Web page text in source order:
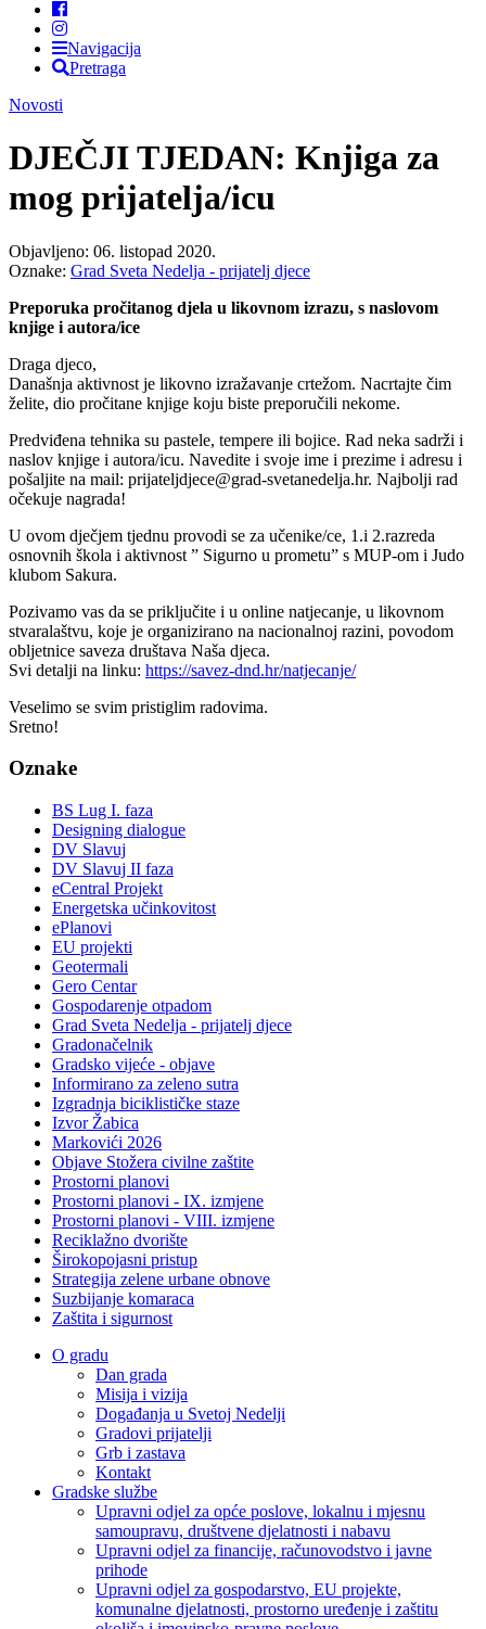
Navigacija
Pretraga
Novosti
DJEČJI TJEDAN: Knjiga za
mog prijatelja/icu
Objavljeno: 06. listopad 2020.
Oznake: Grad Sveta Nedelja - prijatelj djece
Preporuka pročitanog djela u likovnom izrazu, s naslovom
knjige i autora/ice
Draga djeco,
Današnja aktivnost je likovno izražavanje crtežom. Nacrtajte čim
želite, dio pročitane knjige koju biste preporučili nekome.
Predviđena tehnika su pastele, tempere ili bojice. Rad neka sadrži i
naslov knjige i autora/icu. Navedite i svoje ime i prezime i adresu i
pošaljite na mail: prijateljdjece@grad-svetanedelja.hr. Najbolji rad
očekuje nagrada!
U ovom dječjem tjednu provodi se za učenike/ce, 1.i 2.razreda
osnovnih škola i aktivnost ” Sigurno u prometu” s MUP-om i Judo
klubom Sakura.
Pozivamo vas da se priključite i u online natjecanje, u likovnom
stvaralaštvu, koje je organizirano na nacionalnoj razini, povodom
obljetnice saveza društava Naša djeca.
Svi detalji na linku: https://savez-dnd.hr/natjecanje/
Veselimo se svim pristiglim radovima.
Sretno!
Oznake
BS Lug I. faza
Designing dialogue
DV Slavuj
DV Slavuj II faza
eCentral Projekt
Energetska učinkovitost
ePlanovi
EU projekti
Geotermali
Gero Centar
Gospodarenje otpadom
Grad Sveta Nedelja - prijatelj djece
Gradonačelnik
Gradsko vijeće - objave
Informirano za zeleno sutra
Izgradnja biciklističke staze
Izvor Žabica
Markovići 2026
Objave Stožera civilne zaštite
Prostorni planovi
Prostorni planovi - IX. izmjene
Prostorni planovi - VIII. izmjene
Reciklažno dvorište
Širokopojasni pristup
Strategija zelene urbane obnove
Suzbijanje komaraca
Zaštita i sigurnost
O gradu
Dan grada
Misija i vizija
Događanja u Svetoj Nedelji
Gradovi prijatelji
Grb i zastava
Kontakt
Gradske službe
Upravni odjel za opće poslove, lokalnu i mjesnu
samoupravu, društvene djelatnosti i nabavu
Upravni odjel za financije, računovodstvo i javne
prihode
Upravni odjel za gospodarstvo, EU projekte,
komunalne djelatnosti, prostorno uređenje i zaštitu